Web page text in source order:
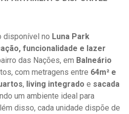
disponível no Luna Park
funcionalidade e lazer
das Nações, em Balneário
com metragens entre 64m² e
, living integrado e sacada
um ambiente ideal para
disso, cada unidade dispõe de